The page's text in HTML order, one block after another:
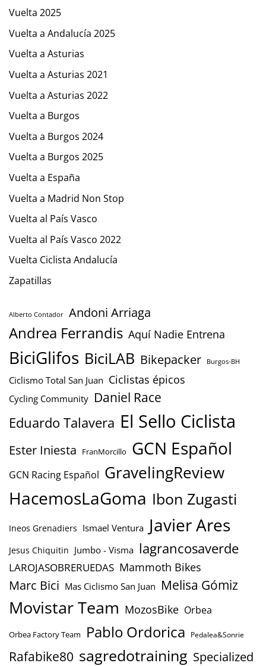
Vuelta 2025
Vuelta a Andalucía 2025
Vuelta a Asturias
Vuelta a Asturias 2021
Vuelta a Asturias 2022
Vuelta a Burgos
Vuelta a Burgos 2024
Vuelta a Burgos 2025
Vuelta a España
Vuelta a Madrid Non Stop
Vuelta al País Vasco
Vuelta al País Vasco 2022
Vuelta Ciclista Andalucía
Zapatillas
Alberto Contador Andoni Arriaga
Andrea Ferrandis Aquí Nadie Entrena
BiciGlifos BiciLAB Bikepacker Burgos-BH
Ciclismo Total San Juan Ciclistas épicos
Cycling Community Daniel Race
Eduardo Talavera El Sello Ciclista
Ester Iniesta FranMorcillo GCN Español
GCN Racing Español GravelingReview
HacemosLaGoma Ibon Zugasti
Ineos Grenadiers Ismael Ventura Javier Ares
Jesus Chiquitin Jumbo - Visma lagrancosaverde
LAROJASOBRERUEDAS Mammoth Bikes
Marc Bici Mas Ciclismo San Juan Melisa Gómiz
Movistar Team MozosBike Orbea
Orbea Factory Team Pablo Ordorica Pedalea&Sonrie
Rafabike80 sagredotraining Specialized